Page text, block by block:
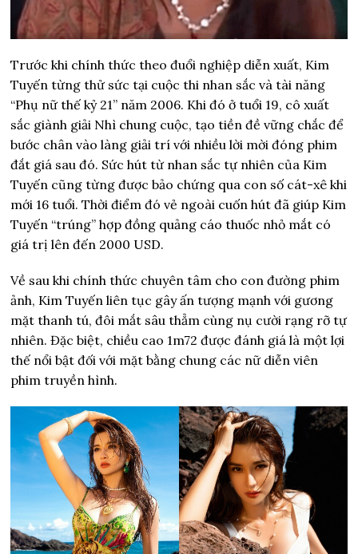
Trước khi chính thức theo đuổi nghiệp diễn xuất, Kim
Tuyến từng thử sức tại cuộc thi nhan sắc và tài năng
“Phụ nữ thế kỷ 21” năm 2006. Khi đó ở tuổi 19, cô xuất
sắc giành giải Nhì chung cuộc, tạo tiền đề vững chắc để
bước chân vào làng giải trí với nhiều lời mời đóng phim
đắt giá sau đó. Sức hút từ nhan sắc tự nhiên của Kim
Tuyến cũng từng được bảo chứng qua con số cát-xê khi
mới 16 tuổi. Thời điểm đó vẻ ngoài cuốn hút đã giúp Kim
Tuyến “trúng” hợp đồng quảng cáo thuốc nhỏ mắt có
giá trị lên đến 2000 USD.
Về sau khi chính thức chuyên tâm cho con đường phim
ảnh, Kim Tuyến liên tục gây ấn tượng mạnh với gương
mặt thanh tú, đôi mắt sâu thẳm cùng nụ cười rạng rỡ tự
nhiên. Đặc biệt, chiều cao 1m72 được đánh giá là một lợi
thế nổi bật đối với mặt bằng chung các nữ diễn viên
phim truyền hình.